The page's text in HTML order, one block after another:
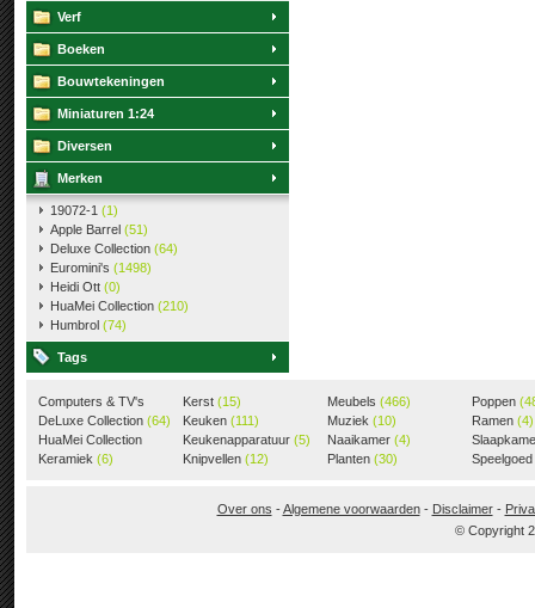
Verf
Boeken
Bouwtekeningen
Miniaturen 1:24
Diversen
Merken
19072-1 (1)
Apple Barrel (51)
Deluxe Collection (64)
Euromini's (1498)
Heidi Ott (0)
HuaMei Collection (210)
Humbrol (74)
Tags
Computers & TV's
(18)
DeLuxe Collection (64)
HuaMei Collection
(205)
Keramiek (6)
Kerst (15)
Keuken (111)
Keukenapparatuur (5)
Knipvellen (12)
Meubels (466)
Muziek (10)
Naaikamer (4)
Planten (30)
Poppen
Ramen (4)
Speelgoed
Over ons -Algemene voorwaarden- Disclaimer-
© Copyright